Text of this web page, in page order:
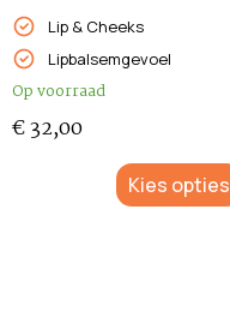
Lip & Cheeks
Lipbalsemgevoel
Op voorraad
€32,00
Kies opties